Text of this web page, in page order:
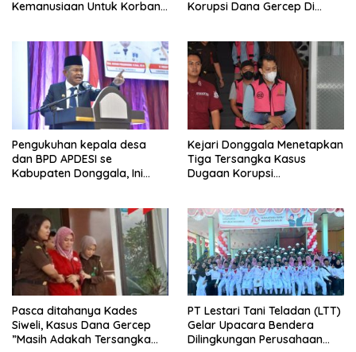
Kemanusiaan Untuk Korban
Korupsi Dana Gercep Di
Pengukuhan kepala desa
dan BPD APDESI se
Kabupaten Donggala, Ini
Kejari Donggala Menetapkan
Tiga Tersangka Kasus
Dugaan Korupsi
Pasca ditahanya Kades
Siweli, Kasus Dana Gercep
”Masih Adakah Tersangka
PT Lestari Tani Teladan (LTT)
Gelar Upacara Bendera
Dilingkungan Perusahaan